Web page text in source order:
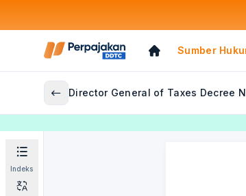
Sumber
Director General of Taxes Decree
Indeks